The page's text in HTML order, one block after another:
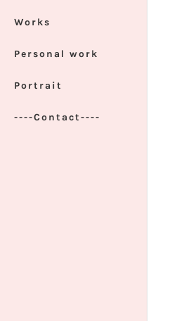
Works
Personal work
Portrait
----Contact----